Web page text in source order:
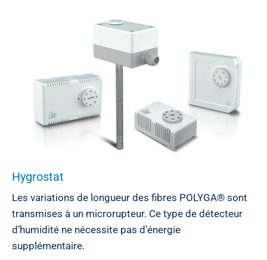
Hygrostat
Les variations de longueur des fibres POLYGA® sont
transmises à un microrupteur. Ce type de détecteur
d’humidité ne nécessite pas d’énergie
supplémentaire.